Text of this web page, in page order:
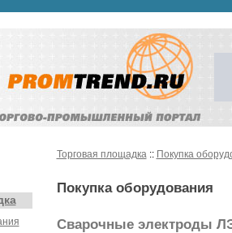
Торговая площадка:: Покупка
Покупка оборудования
Сварочные электроды